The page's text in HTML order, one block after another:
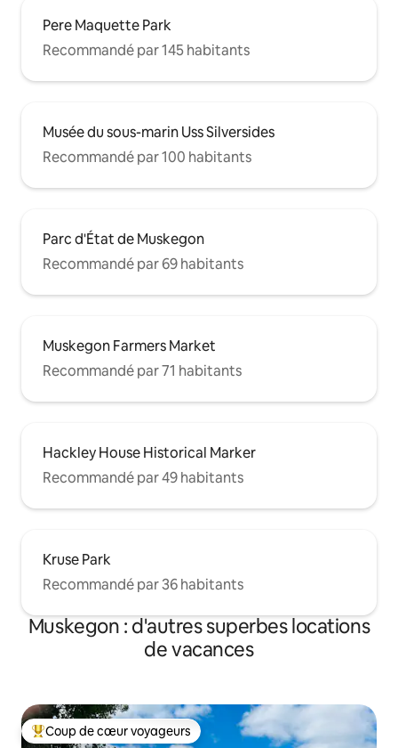
Pere Maquette Park
Recommandé par 145 habitants
Musée du sous-marin Uss Silversides
Recommandé par 100 habitants
Parc d'État de Muskegon
Recommandé par 69 habitants
Muskegon Farmers Market
Recommandé par 71 habitants
Hackley House Historical Marker
Recommandé par 49 habitants
Kruse Park
Recommandé par 36 habitants
Muskegon : d'autres superbes locations
de vacances
Coups de cœur voyageurs les plus appréciés
Coup de cœur voyageurs